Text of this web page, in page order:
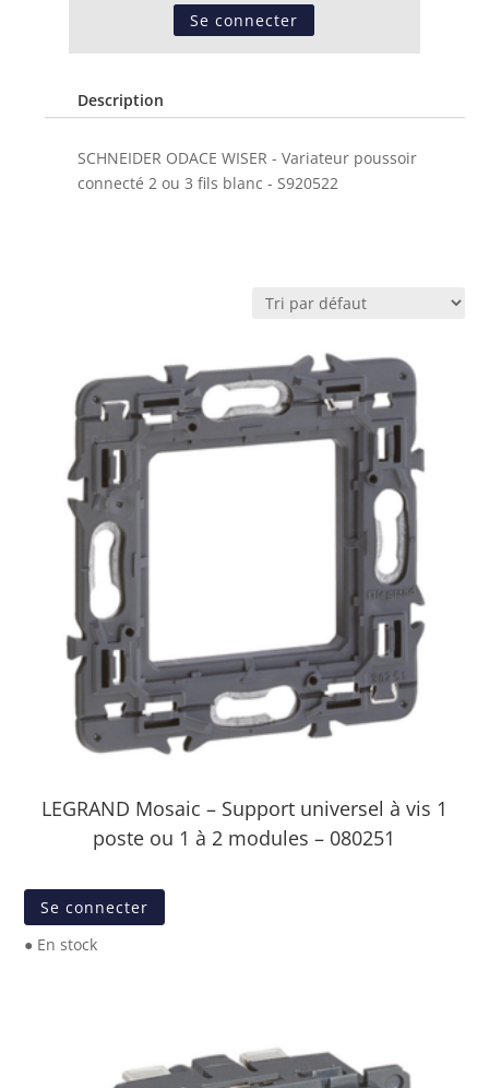
Se connecter
Description
SCHNEIDER ODACE WISER - Variateur poussoir
connecté 2 ou 3 fils blanc - S920522
LEGRAND Mosaic – Support universel à vis 1
poste ou 1 à 2 modules – 080251
Se connecter
● En stock